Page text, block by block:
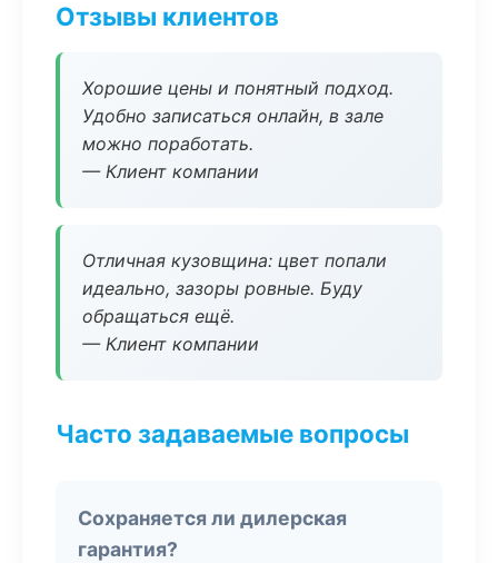
Отзывы клиентов
Хорошие цены и понятный подход.
Удобно записаться онлайн, в зале
можно поработать.
— Клиент компании
Отличная кузовщина: цвет попали
идеально, зазоры ровные. Буду
обращаться ещё.
— Клиент компании
Часто задаваемые вопросы
Сохраняется ли дилерская
гарантия?